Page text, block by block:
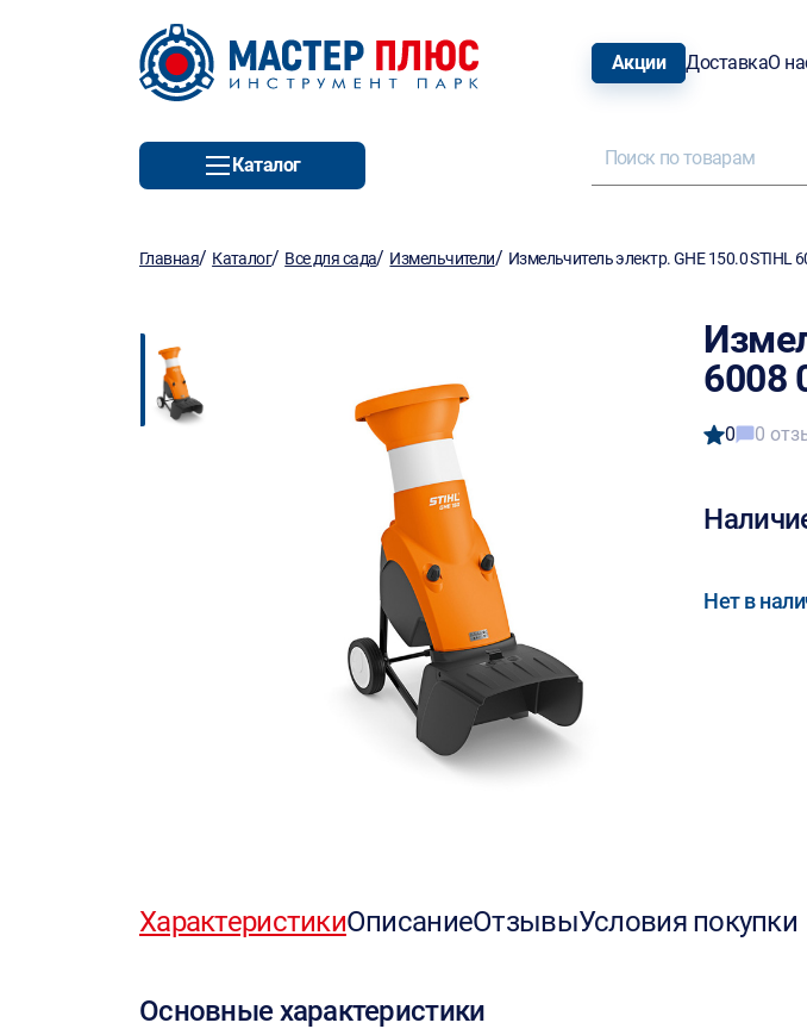
Акции ДоставкаО
Каталог
Главная/ Каталог/ Все для сада/ Измельчители/ Измельчитель электр. GHE 150.0 STIHL
6008
0 0
Нет в
ХарактеристикиОписаниеОтзывыУсловия покупки
Основные характеристики